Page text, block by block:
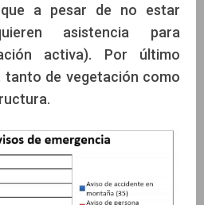
a pesar de no estar
asistencia para
activa). Por último
tanto de vegetación como